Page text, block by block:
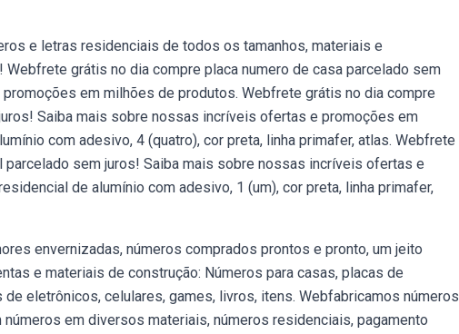
e letras residenciais de todos os tamanhos, materiais e
grátis no dia compre placa numero de casa parcelado sem
em milhões de produtos. Webfrete grátis no dia compre
Saiba mais sobre nossas incríveis ofertas e promoções em
com adesivo, 4 (quatro), cor preta, linha primafer, atlas. Webfrete
sem juros! Saiba mais sobre nossas incríveis ofertas e
de alumínio com adesivo, 1 (um), cor preta, linha primafer,
envernizadas, números comprados prontos e pronto, um jeito
e materiais de construção: Números para casas, placas de
eletrônicos, celulares, games, livros, itens. Webfabricamos números
em diversos materiais, números residenciais, pagamento